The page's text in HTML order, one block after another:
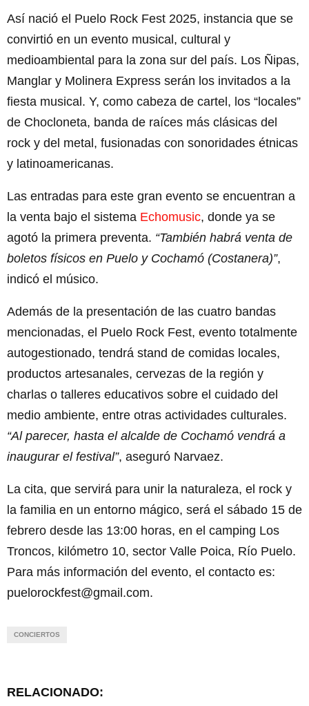
Así nació el Puelo Rock Fest 2025, instancia que se
convirtió en un evento musical, cultural y
medioambiental para la zona sur del país. Los Ñipas,
Manglar y Molinera Express serán los invitados a la
fiesta musical. Y, como cabeza de cartel, los “locales”
de Chocloneta, banda de raíces más clásicas del
rock y del metal, fusionadas con sonoridades étnicas
y latinoamericanas.
Las entradas para este gran evento se encuentran a
la venta bajo el sistema Echomusic, donde ya se
agotó la primera preventa. “También habrá venta de
boletos físicos en Puelo y Cochamó (Costanera)”,
indicó el músico.
Además de la presentación de las cuatro bandas
mencionadas, el Puelo Rock Fest, evento totalmente
autogestionado, tendrá stand de comidas locales,
productos artesanales, cervezas de la región y
charlas o talleres educativos sobre el cuidado del
medio ambiente, entre otras actividades culturales.
“Al parecer, hasta el alcalde de Cochamó vendrá a
inaugurar el festival”, aseguró Narvaez.
La cita, que servirá para unir la naturaleza, el rock y
la familia en un entorno mágico, será el sábado 15 de
febrero desde las 13:00 horas, en el camping Los
Troncos, kilómetro 10, sector Valle Poica, Río Puelo.
Para más información del evento, el contacto es:
puelorockfest@gmail.com.
CONCIERTOS
RELACIONADO: